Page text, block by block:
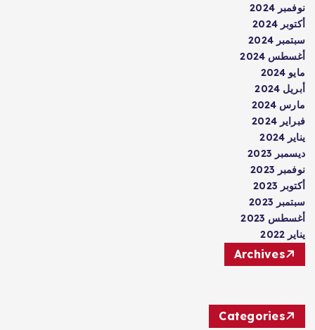
نوفمبر 2024
أكتوبر 2024
سبتمبر 2024
أغسطس 2024
مايو 2024
أبريل 2024
مارس 2024
فبراير 2024
يناير 2024
ديسمبر 2023
نوفمبر 2023
أكتوبر 2023
سبتمبر 2023
أغسطس 2023
يناير 2022
Archives
Categories